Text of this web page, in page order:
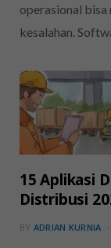
operasional
kesalahan.
15 Aplikasi
Distribusi
BY ADRIAN KURNIA